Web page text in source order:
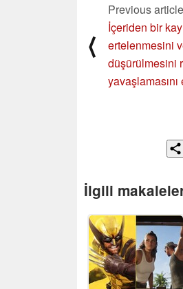
⟨
Previous article
İçeriden bir
ertelenmesini
düşürülmesini
İlgili